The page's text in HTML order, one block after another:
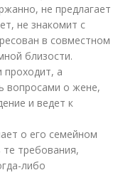
не предлагает
не знакомит с
в совместном
близости.
проходит, а
вопросами о жене,
и ведет к
о его семейном
требования,
либо